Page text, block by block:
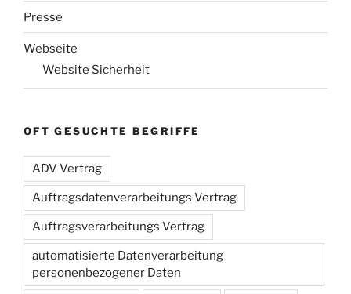
Presse
Webseite
Website Sicherheit
OFT GESUCHTE BEGRIFFE
ADV Vertrag
Auftragsdatenverarbeitungs Vertrag
Auftragsverarbeitungs Vertrag
automatisierte Datenverarbeitung
personenbezogener Daten